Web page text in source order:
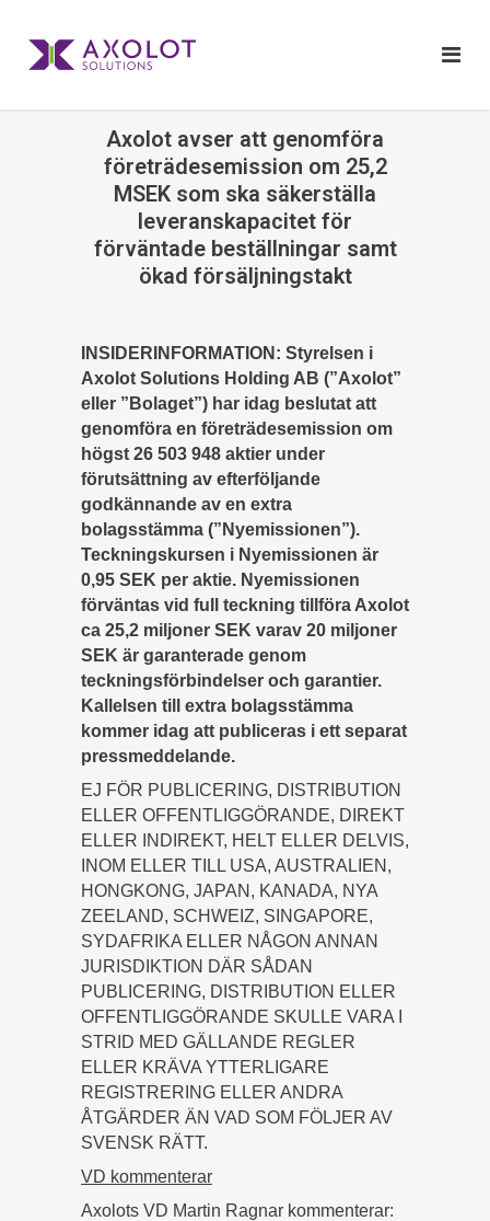
Axolot avser att genomföra
företrädesemission om 25,2
MSEK som ska säkerställa
leveranskapacitet för
förväntade beställningar samt
ökad försäljningstakt
INSIDERINFORMATION: Styrelsen i
Axolot Solutions Holding AB (”Axolot”
eller ”Bolaget”) har idag beslutat att
genomföra en företrädesemission om
högst 26 503 948 aktier under
förutsättning av efterföljande
godkännande av en extra
bolagsstämma (”Nyemissionen”).
Teckningskursen i Nyemissionen är
0,95 SEK per aktie. Nyemissionen
förväntas vid full teckning tillföra Axolot
ca 25,2 miljoner SEK varav 20 miljoner
SEK är garanterade genom
teckningsförbindelser och garantier.
Kallelsen till extra bolagsstämma
kommer idag att publiceras i ett separat
pressmeddelande.
EJ FÖR PUBLICERING, DISTRIBUTION
ELLER OFFENTLIGGÖRANDE, DIREKT
ELLER INDIREKT, HELT ELLER DELVIS,
INOM ELLER TILL USA, AUSTRALIEN,
HONGKONG, JAPAN, KANADA, NYA
ZEELAND, SCHWEIZ, SINGAPORE,
SYDAFRIKA ELLER NÅGON ANNAN
JURISDIKTION DÄR SÅDAN
PUBLICERING, DISTRIBUTION ELLER
OFFENTLIGGÖRANDE SKULLE VARA I
STRID MED GÄLLANDE REGLER
ELLER KRÄVA YTTERLIGARE
REGISTRERING ELLER ANDRA
ÅTGÄRDER ÄN VAD SOM FÖLJER AV
SVENSK RÄTT.
VD kommenterar
Axolots VD Martin Ragnar kommenterar: